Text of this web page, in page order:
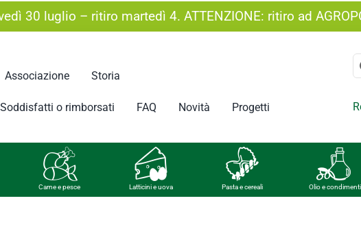
30 luglio – ritiro martedì 4. ATTENZIONE: ritiro ad
Associazione Storia
Soddisfatti o rimborsati FAQ Novità Progetti
Carne e pesce Latticini e uova Pasta e cereali Olio e condimenti